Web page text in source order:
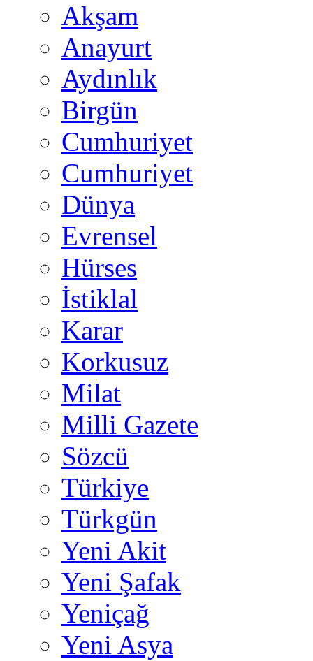
Akşam
Anayurt
Aydınlık
Birgün
Cumhuriyet
Cumhuriyet
Dünya
Evrensel
Hürses
İstiklal
Karar
Korkusuz
Milat
Milli Gazete
Sözcü
Türkiye
Türkgün
Yeni Akit
Yeni Şafak
Yeniçağ
Yeni Asya